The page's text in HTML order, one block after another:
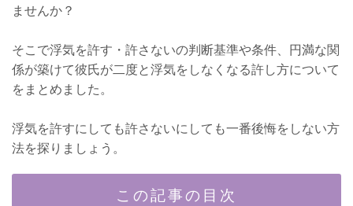
ませんか？
そこで浮気を許す・許さないの判断基準や条件、円満な関
係が築けて彼氏が二度と浮気をしなくなる許し方について
をまとめました。
浮気を許すにしても許さないにしても一番後悔をしない方
法を探りましょう。
この記事の目次